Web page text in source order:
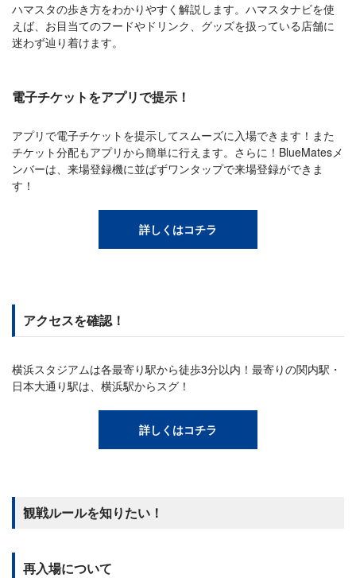
ハマスタの歩き方をわかりやすく解説します。ハマスタナビを使
えば、お目当てのフードやドリンク、グッズを扱っている店舗に
迷わず辿り着けます。
電子チケットをアプリで提示！
アプリで電子チケットを提示してスムーズに入場できます！また
チケット分配もアプリから簡単に行えます。さらに！BlueMatesメ
ンバーは、来場登録機に並ばずワンタップで来場登録ができま
す！
詳しくはコチラ
アクセスを確認！
横浜スタジアムは各最寄り駅から徒歩3分以内！最寄りの関内駅・
日本大通り駅は、横浜駅からスグ！
詳しくはコチラ
観戦ルールを知りたい！
再入場について